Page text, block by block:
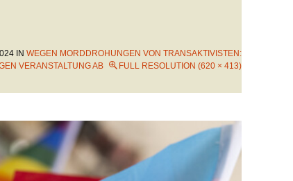
IN WEGEN MORDDROHUNGEN VON TRANSAKTIVISTEN:
VERANSTALTUNG AB
FULL RESOLUTION (620 × 413)